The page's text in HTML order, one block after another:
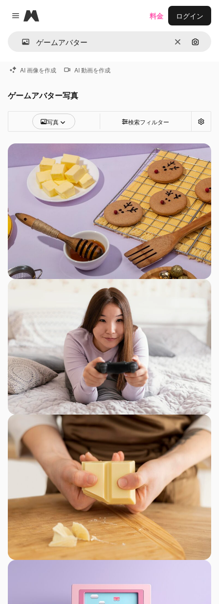
Close menu
Magnific
消去 画像で
料金 ログイン
AI 画像を作成 AI 動画を作成
ゲームアバター写真
写真 検索フィルター